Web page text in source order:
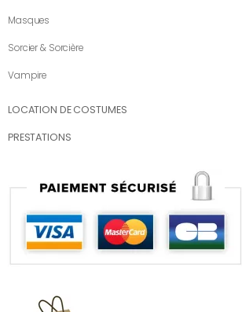
Masques
Sorcier & Sorcière
Vampire
LOCATION DE COSTUMES
PRESTATIONS